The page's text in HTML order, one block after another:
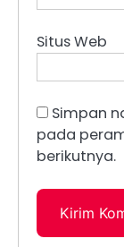
Situs Web
Simpan
pada
berikutnya.